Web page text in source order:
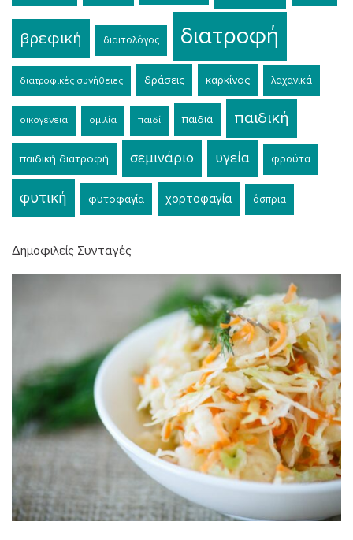
βρεφική διαιτολόγος διατροφή
διατροφικές συνήθειες δράσεις καρκίνος λαχανικά
οικογένεια ομιλία παιδί παιδιά παιδική
παιδική διατροφή σεμινάριο υγεία φρούτα
φυτική φυτοφαγία χορτοφαγία όσπρια
Δημοφιλείς Συνταγές